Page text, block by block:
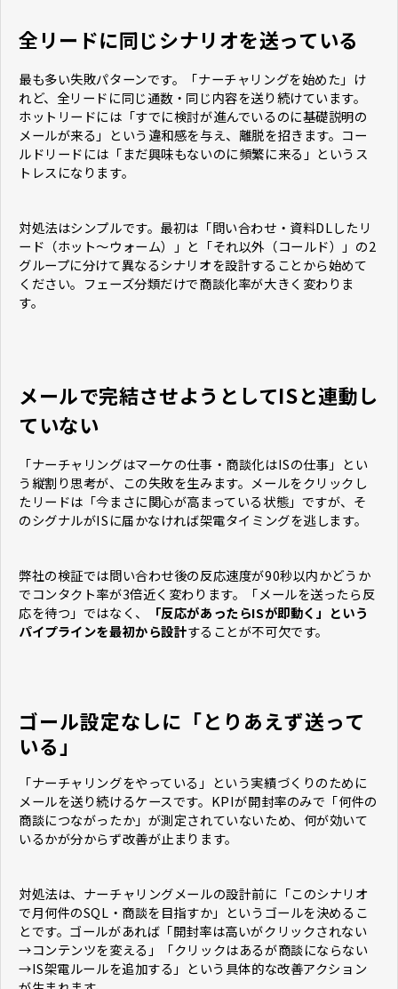
全リードに同じシナリオを送っている
最も多い失敗パターンです。「ナーチャリングを始めた」け
れど、全リードに同じ通数・同じ内容を送り続けています。
ホットリードには「すでに検討が進んでいるのに基礎説明の
メールが来る」という違和感を与え、離脱を招きます。コー
ルドリードには「まだ興味もないのに頻繁に来る」というス
トレスになります。
対処法はシンプルです。最初は「問い合わせ・資料DLしたリ
ード（ホット〜ウォーム）」と「それ以外（コールド）」の2
グループに分けて異なるシナリオを設計することから始めて
ください。フェーズ分類だけで商談化率が大きく変わりま
す。
メールで完結させようとしてISと連動し
ていない
「ナーチャリングはマーケの仕事・商談化はISの仕事」とい
う縦割り思考が、この失敗を生みます。メールをクリックし
たリードは「今まさに関心が高まっている状態」ですが、そ
のシグナルがISに届かなければ架電タイミングを逃します。
弊社の検証では問い合わせ後の反応速度が90秒以内かどうか
でコンタクト率が3倍近く変わります。「メールを送ったら反
応を待つ」ではなく、
「反応があったらISが即動く」という
パイプラインを最初から設計することが不可欠です。
ゴール設定なしに「とりあえず送って
いる」
「ナーチャリングをやっている」という実績づくりのために
メールを送り続けるケースです。KPIが開封率のみで「何件の
商談につながったか」が測定されていないため、何が効いて
いるかが分からず改善が止まります。
対処法は、ナーチャリングメールの設計前に「このシナリオ
で月何件のSQL・商談を目指すか」というゴールを決めるこ
とです。ゴールがあれば「開封率は高いがクリックされない
→コンテンツを変える」「クリックはあるが商談にならない
→IS架電ルールを追加する」という具体的な改善アクション